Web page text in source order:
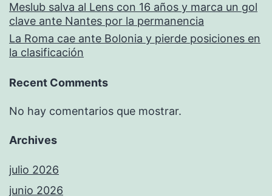
Meslub salva al Lens con 16 años y marca un gol
clave ante Nantes por la permanencia
La Roma cae ante Bolonia y pierde posiciones en
la clasificación
Recent Comments
No hay comentarios que mostrar.
Archives
julio 2026
junio 2026